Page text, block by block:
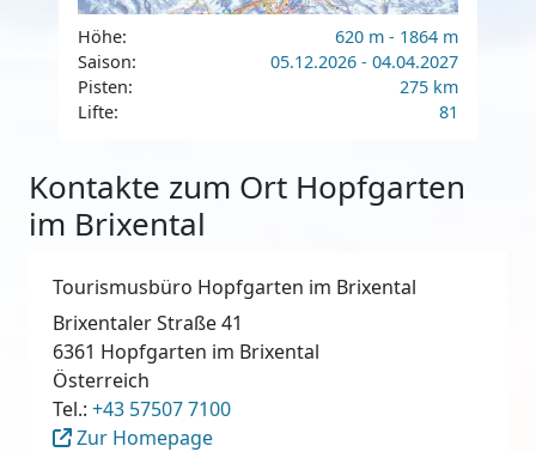
Höhe:
620 m - 1864 m
Saison:
05.12.2026 - 04.04.2027
Pisten:
275 km
Lifte:
81
Kontakte zum Ort Hopfgarten
im Brixental
Tourismusbüro Hopfgarten im Brixental
Brixentaler Straße 41
6361 Hopfgarten im Brixental
Österreich
Tel.: +43 57507 7100
Zur Homepage